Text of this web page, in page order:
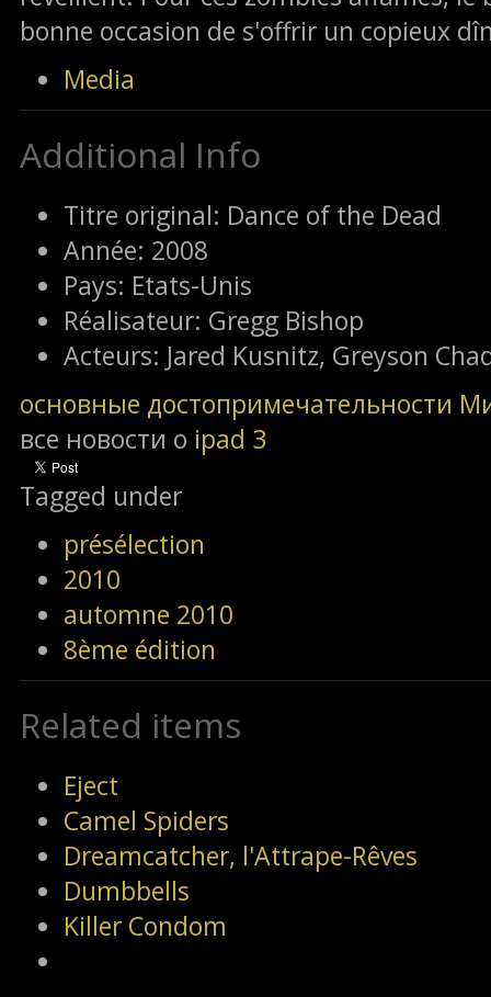
bonne occasion de s'offrir un copieux
Media
Additional Info
Titre original: Dance of the Dead
Année: 2008
Pays: Etats-Unis
Réalisateur: Gregg Bishop
Acteurs: Jared Kusnitz, Greyson
основные достопримечательности
все новости о ipad 3
Tagged under
présélection
2010
automne 2010
8ème édition
Related items
Eject
Camel Spiders
Dreamcatcher, l'Attrape-Rêves
Dumbbells
Killer Condom